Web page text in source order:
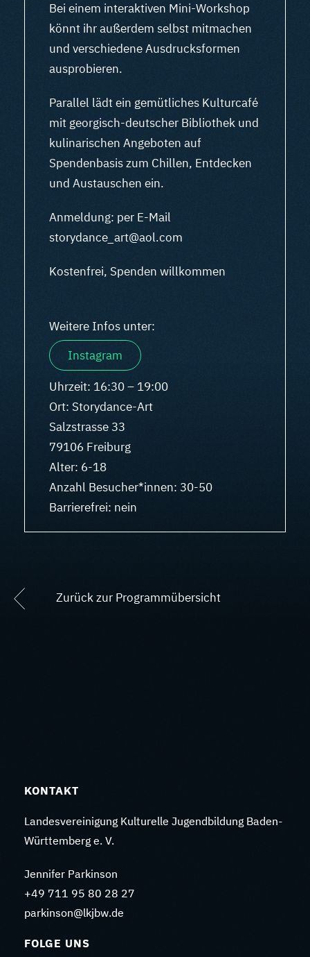
Bei einem interaktiven Mini-Workshop
könnt ihr außerdem selbst mitmachen
und verschiedene Ausdrucksformen
ausprobieren.
Parallel lädt ein gemütliches Kulturcafé
mit georgisch-deutscher Bibliothek und
kulinarischen Angeboten auf
Spendenbasis zum Chillen, Entdecken
und Austauschen ein.
Anmeldung: per E-Mail
storydance_art@aol.com
Kostenfrei, Spenden willkommen
Weitere Infos unter:
Instagram
Uhrzeit: 16:30 – 19:00
Ort: Storydance-Art
Salzstrasse 33
79106 Freiburg
Alter: 6-18
Anzahl Besucher*innen: 30-50
Barrierefrei: nein
Zurück zur Programmübersicht
KONTAKT
Landesvereinigung Kulturelle Jugendbildung Baden-
Württemberg e. V.
Jennifer Parkinson
+49 711 95 80 28 27
parkinson@lkjbw.de
FOLGE UNS